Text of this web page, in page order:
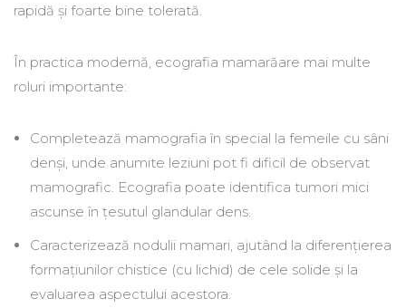
rapidă și foarte bine tolerată.
În practica modernă, ecografia mamarăare mai multe
roluri importante:
Completează mamografia în special la femeile cu sâni
denși, unde anumite leziuni pot fi dificil de observat
mamografic. Ecografia poate identifica tumori mici
ascunse în țesutul glandular dens.
Caracterizează nodulii mamari, ajutând la diferențierea
formațiunilor chistice (cu lichid) de cele solide și la
evaluarea aspectului acestora.